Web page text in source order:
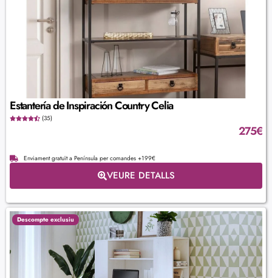
Estantería de Inspiración Country Celia
(35)
275€
Enviament gratuït a Península per comandes +199€
VEURE DETALLS
Descompte exclusiu